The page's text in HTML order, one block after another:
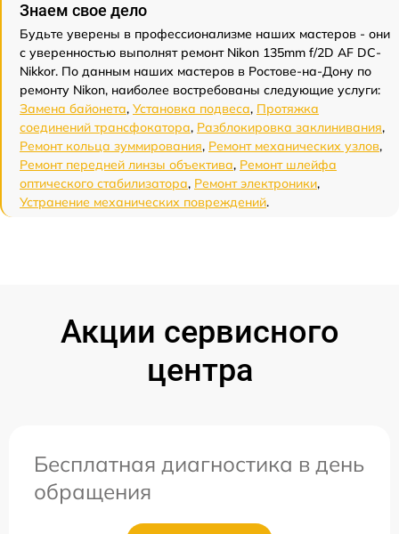
Знаем свое дело
Будьте уверены в профессионализме наших мастеров - они
с уверенностью выполнят ремонт Nikon 135mm f/2D AF DC-
Nikkor. По данным наших мастеров в Ростове-на-Дону по
ремонту Nikon, наиболее востребованы следующие услуги:
Замена байонета, Установка подвеса, Протяжка
соединений трансфокатора, Разблокировка заклинивания,
Ремонт кольца зуммирования, Ремонт механических узлов,
Ремонт передней линзы объектива, Ремонт шлейфа
оптического стабилизатора, Ремонт электроники,
Устранение механических повреждений.
Акции сервисного
центра
Бесплатная диагностика в день
обращения